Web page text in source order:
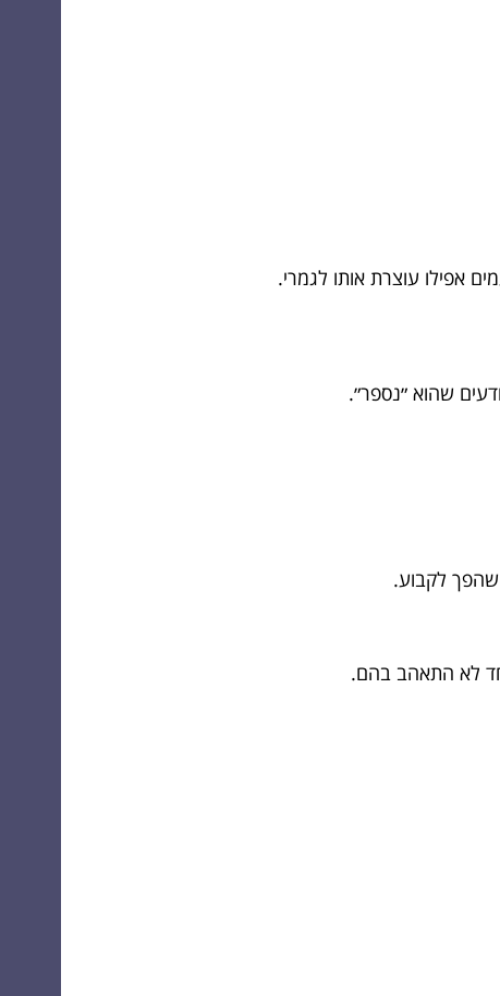
אפילו עוצרת אותו לגמרי.
שהוא ״נספר״.
לקבוע.
לא התאהב בהם.